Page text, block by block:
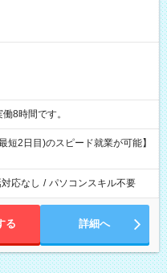
ち実働8時間です。
短2日目)のスピード就業が可能】
応なし / パソコンスキル不要
る 詳細へ